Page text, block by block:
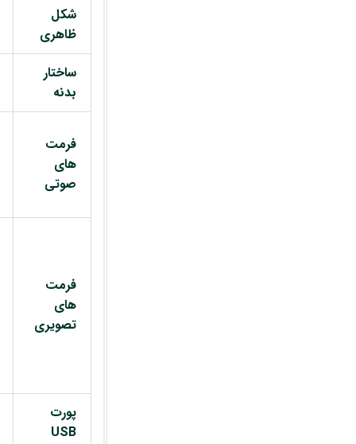
شکل
ظاهری
ساختار
بدنه
فرمت
های
صوتی
فرمت
های
تصویری
پورت
USB